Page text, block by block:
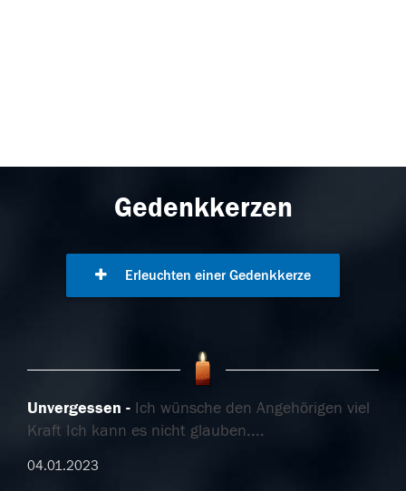
Gedenkkerzen
Erleuchten einer Gedenkkerze
Unvergessen
Ich wünsche den Angehörigen viel
Kraft Ich kann es nicht glauben....
04.01.2023